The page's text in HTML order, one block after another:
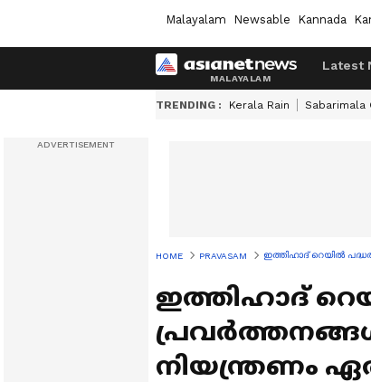
Malayalam Newsable Kannada
Latest
TRENDING : Kerala Rain Sabarimala
HOME PRAVASAM ഇത്തിഹാദ് റെയിൽ
ഇത്തിഹാദ്
നിയന്ത്രണം